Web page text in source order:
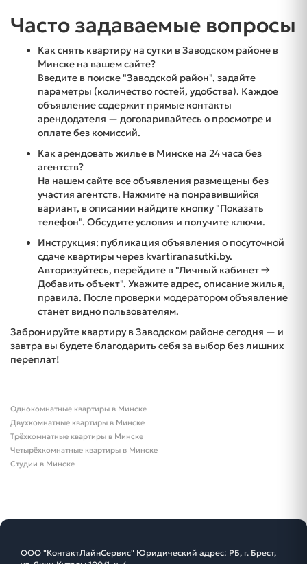
Часто задаваемые вопросы
Как снять квартиру на сутки в Заводском районе в
Минске на вашем сайте?
Введите в поиске "Заводской район", задайте
параметры (количество гостей, удобства). Каждое
объявление содержит прямые контакты
арендодателя — договаривайтесь о просмотре и
оплате без комиссий.
Как арендовать жилье в Минске на 24 часа без
агентств?
На нашем сайте все объявления размещены без
участия агентств. Нажмите на понравившийся
вариант, в описании найдите кнопку "Показать
телефон". Обсудите условия и получите ключи.
Инструкция: публикация объявления о посуточной
сдаче квартиры через kvartiranasutki.by.
Авторизуйтесь, перейдите в "Личный кабинет →
Добавить объект". Укажите адрес, описание жилья,
правила. После проверки модератором объявление
станет видно пользователям.
Забронируйте квартиру в Заводском районе сегодня — и
завтра вы будете благодарить себя за выбор без лишних
переплат!
Однокомнатные квартиры в Минске
Двухкомнатные квартиры в Минске
Трёхкомнатные квартиры в Минске
Четырёхкомнатные квартиры в Минске
Студии в Минске
ООО "КонтактЛайнСервис" Юридический адрес: РБ, г. Брест,